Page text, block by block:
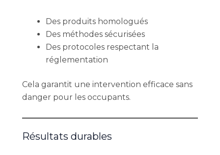
Des produits homologués
Des méthodes sécurisées
Des protocoles respectant la
réglementation
Cela garantit une intervention efficace sans
danger pour les occupants.
Résultats durables